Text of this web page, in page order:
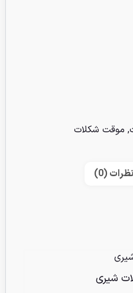
, موقت شکلات
نظرات (0)
شیری